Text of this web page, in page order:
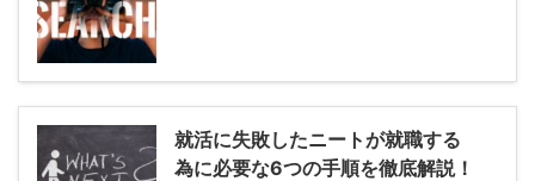
就活に失敗したニートが就職する
為に必要な6つの手順を徹底解説！